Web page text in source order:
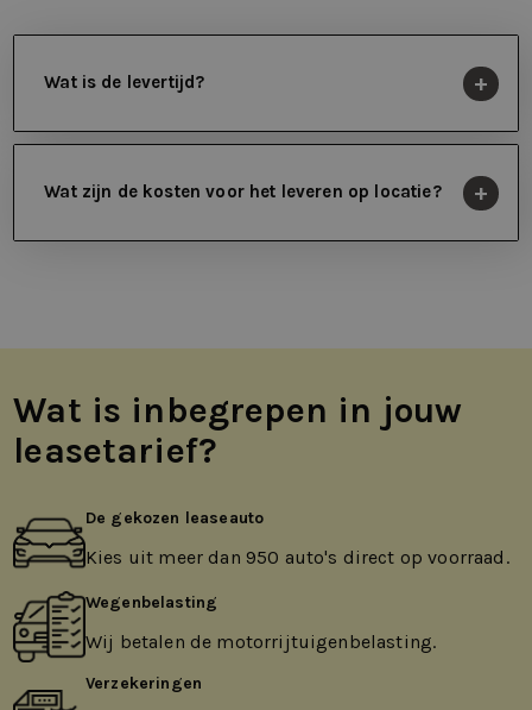
Wat is de levertijd?
Wat zijn de kosten voor het leveren op locatie?
Wat is inbegrepen in jouw
leasetarief?
De gekozen leaseauto
Kies uit meer dan 950 auto's direct op voorraad.
Wegenbelasting
Wij betalen de motorrijtuigenbelasting.
Verzekeringen